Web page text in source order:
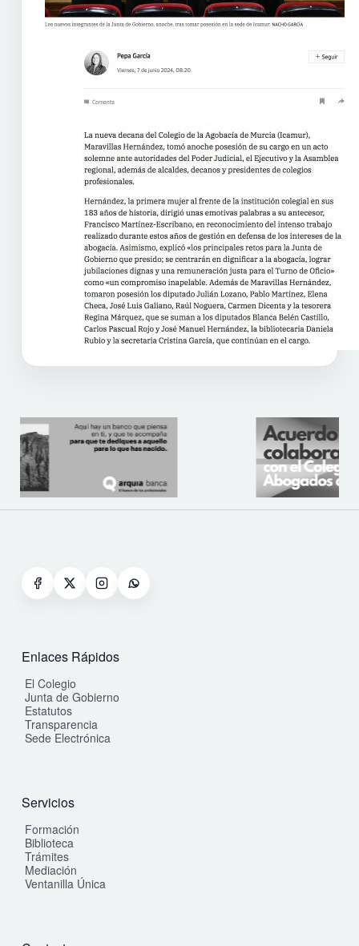
Enlaces Rápidos
El Colegio
Junta de Gobierno
Estatutos
Transparencia
Sede Electrónica
Servicios
Formación
Biblioteca
Trámites
Mediación
Ventanilla Única